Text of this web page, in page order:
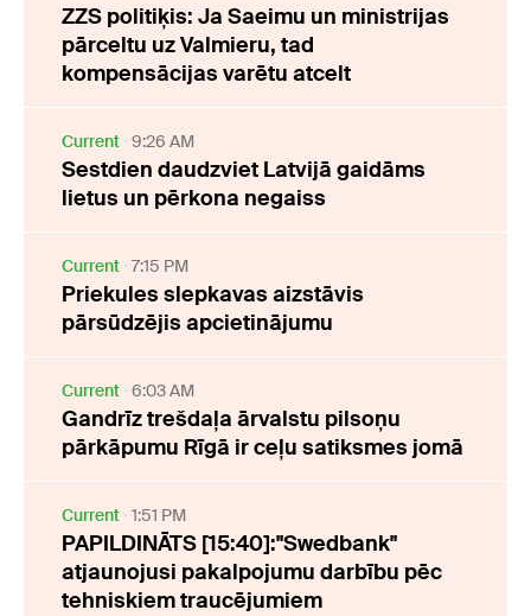
ZZS politiķis: Ja Saeimu un ministrijas
pārceltu uz Valmieru, tad
kompensācijas varētu atcelt
Current 9:26 AM
Sestdien daudzviet Latvijā gaidāms
lietus un pērkona negaiss
Current 7:15 PM
Priekules slepkavas aizstāvis
pārsūdzējis apcietinājumu
Current 6:03 AM
Gandrīz trešdaļa ārvalstu pilsoņu
pārkāpumu Rīgā ir ceļu satiksmes jomā
Current 1:51 PM
PAPILDINĀTS [15:40]:"Swedbank"
atjaunojusi pakalpojumu darbību pēc
tehniskiem traucējumiem